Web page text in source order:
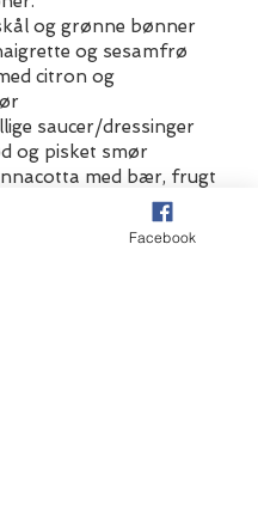
og grønne bønner
og sesamfrø
citron og
saucer/dressinger
og pisket smør
med bær, frugt
chokolade
Facebook